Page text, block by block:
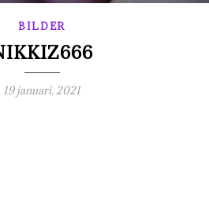
BILDER
19 januari, 2021